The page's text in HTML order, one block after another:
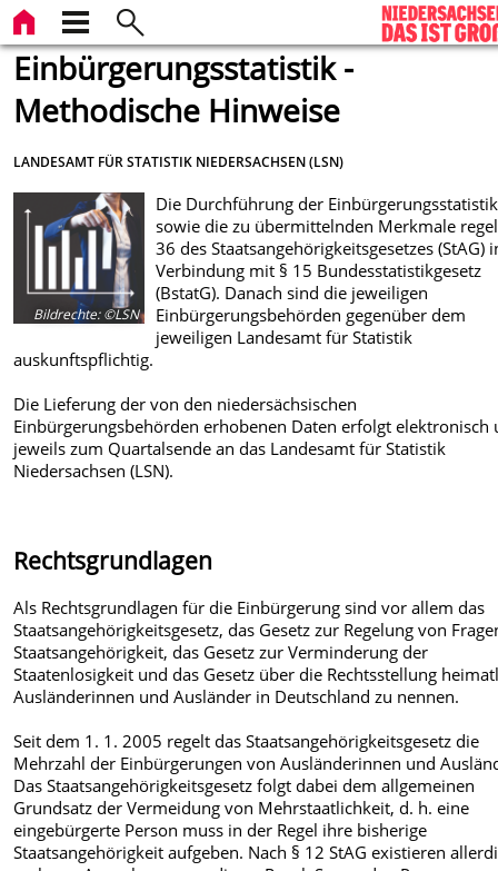
Einbürgerungsstatistik -
Methodische Hinweise
LANDESAMT FÜR STATISTIK NIEDERSACHSEN (LSN)
Bildrechte:©LSN
Die Durchführung der Einbürgerungsstatistik
sowie die zu übermittelnden Merkmale
36 des Staatsangehörigkeitsgesetzes (StAG)
Verbindung mit § 15 Bundesstatistikgesetz
(BstatG). Danach sind die jeweiligen
Einbürgerungsbehörden gegenüber dem
jeweiligen Landesamt für Statistik
auskunftspflichtig.
Die Lieferung der von den niedersächsischen
Einbürgerungsbehörden erhobenen Daten erfolgt elektronisch
jeweils zum Quartalsende an das Landesamt für Statistik
Niedersachsen (LSN).
Rechtsgrundlagen
Als Rechtsgrundlagen für die Einbürgerung sind vor allem das
Staatsangehörigkeitsgesetz, das Gesetz zur Regelung von
Staatsangehörigkeit, das Gesetz zur Verminderung der
Staatenlosigkeit und das Gesetz über die Rechtsstellung
Ausländerinnen und Ausländer in Deutschland zu nennen.
Seit dem 1. 1. 2005 regelt das Staatsangehörigkeitsgesetz die
Mehrzahl der Einbürgerungen von Ausländerinnen und
Das Staatsangehörigkeitsgesetz folgt dabei dem allgemeinen
Grundsatz der Vermeidung von Mehrstaatlichkeit, d. h. eine
eingebürgerte Person muss in der Regel ihre bisherige
Staatsangehörigkeit aufgeben. Nach § 12 StAG existieren